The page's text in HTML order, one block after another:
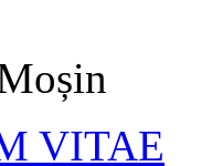
VITAE